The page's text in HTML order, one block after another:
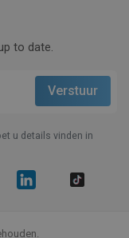
to date.
u details vinden in